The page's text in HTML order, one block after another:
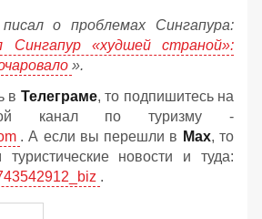
о проблемах Сингапура:
Сингапур «худшей страной»:
».
в Телеграме, то подпишитесь на
канал по туризму -
. А если вы перешли в Мах, то
новости и туда:
.